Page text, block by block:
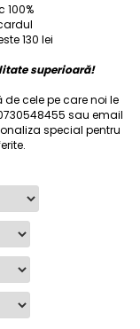
130 lei
superioară!
cele pe care noi le
sau email
special pentru